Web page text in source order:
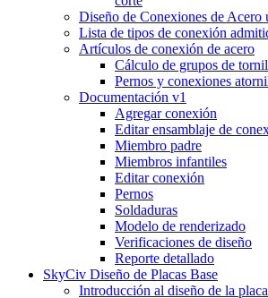
Diseño de Conexiones de Acero
Lista de tipos de conexión
Artículos de conexión de acero
Cálculo de grupos de
Pernos y conexiones
Documentación v1
Agregar conexión
Editar ensamblaje de
Miembro padre
Miembros infantiles
Editar conexión
Pernos
Soldaduras
Modelo de renderizado
Verificaciones de diseño
Reporte detallado
SkyCiv Diseño de Placas Base
Introducción al diseño de la